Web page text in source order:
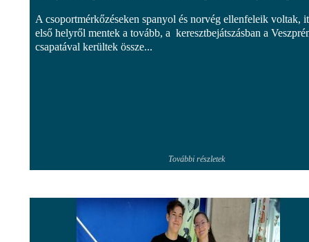
A csoportmérkőzéseken spanyol és norvég ellenfeleik voltak,
első helyről mentek a tovább, a keresztbejátszásban a
csapatával kerültek össze...
További részletek